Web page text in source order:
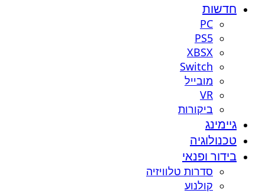
חדשות
PC
PS5
XBSX
Switch
מובייל
VR
ביקורות
גיימינג
טכנולוגיה
בידור ופנאי
סדרות טלוויזיה
קולנוע